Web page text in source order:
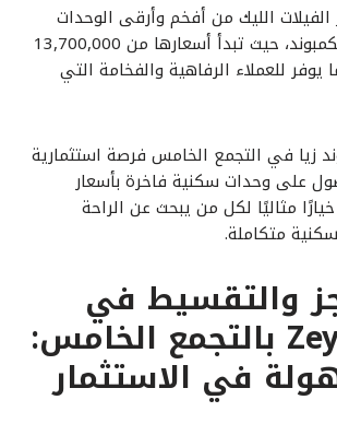
الفيلات الليك من أفخم وأرقى الوحدات
السكنية في الكمبوند، حيث تبدأ أسعارها من 13,700,000
للعملاء الرفاهية والفخامة التي
زيا في التجمع الخامس فرصة استثمارية
على وحدات سكنية فاخرة بأسعار
مثاليًا لكل من يبحث عن الراحة
متكاملة.
والتقسيط في
كمبوند Zeya بالتجمع الخامس:
في الاستثمار